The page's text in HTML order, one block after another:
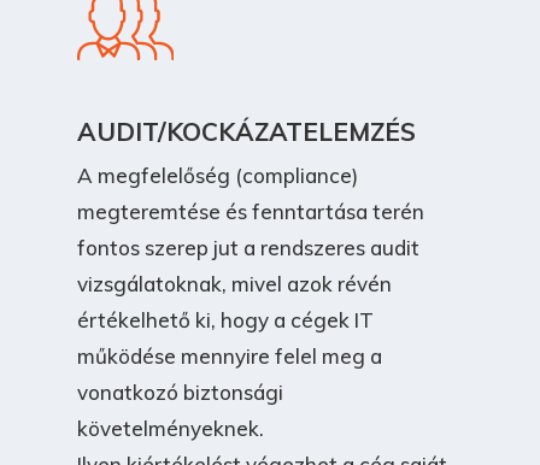
AUDIT/KOCKÁZATELEMZÉS
A megfelelőség (compliance)
megteremtése és fenntartása terén
fontos szerep jut a rendszeres audit
vizsgálatoknak, mivel azok révén
értékelhető ki, hogy a cégek IT
működése mennyire felel meg a
vonatkozó biztonsági
követelményeknek.